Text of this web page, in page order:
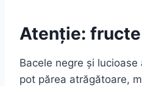
Atenție:
Bacele negre și
pot părea atrăgătoare,